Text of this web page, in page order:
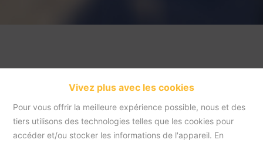
Vivez plus avec les cookies
Pour vous offrir la meilleure expérience possible, nous et des
tiers utilisons des technologies telles que les cookies pour
accéder et/ou stocker les informations de l'appareil. En